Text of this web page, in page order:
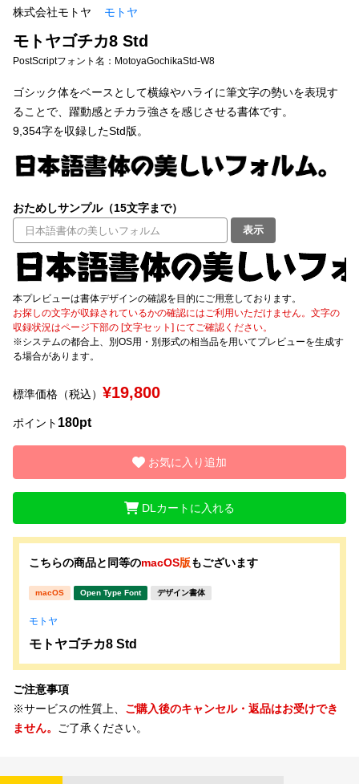
カート
マイページ
よくあるご質問
お問い合わせ
宋朝体
教科書体 行書体
草書体 勘亭流
江戸文字 デザイン毛筆
太さ・ウェイト
セット or 単体
株式会社モトヤ モトヤ
モトヤゴチカ8 Std
PostScriptフォント名： MotoyaGochikaStd-W8
ゴシック体をベースとして横線やハライに筆文字の勢いを表現す
ることで、躍動感とチカラ強さを感じさせる書体です。
9,354字を収録したStd版。
おためしサンプル（15文字まで）
表示
本プレビューは書体デザインの確認を目的にご用意しております。
お探しの文字が収録されているかの確認にはご利用いただけません。文字の
収録状況はページ下部の [文字セット] にてご確認ください。
※システムの都合上、別OS用・別形式の相当品を用いてプレビューを生成す
る場合があります。
標準価格（税込） ¥19,800
ポイント 180pt
お気に入り追加
DLカートに入れる
こちらの商品と同等のmacOS版もございます
macOS Open Type Font デザイン書体
モトヤ
モトヤゴチカ8 Std
ご注意事項
※サービスの性質上、 ご購入後のキャンセル・返品はお受けでき
ません。 ご了承ください。